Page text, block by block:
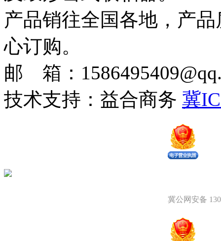
产品销往全国各地，产
心订购。
邮 箱：
技术支持：益合商务 冀
冀公网安备